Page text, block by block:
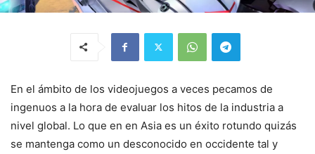
En el ámbito de los videojuegos a veces pecamos de
ingenuos a la hora de evaluar los hitos de la industria a
nivel global. Lo que en en Asia es un éxito rotundo quizás
se mantenga como un desconocido en occidente tal y